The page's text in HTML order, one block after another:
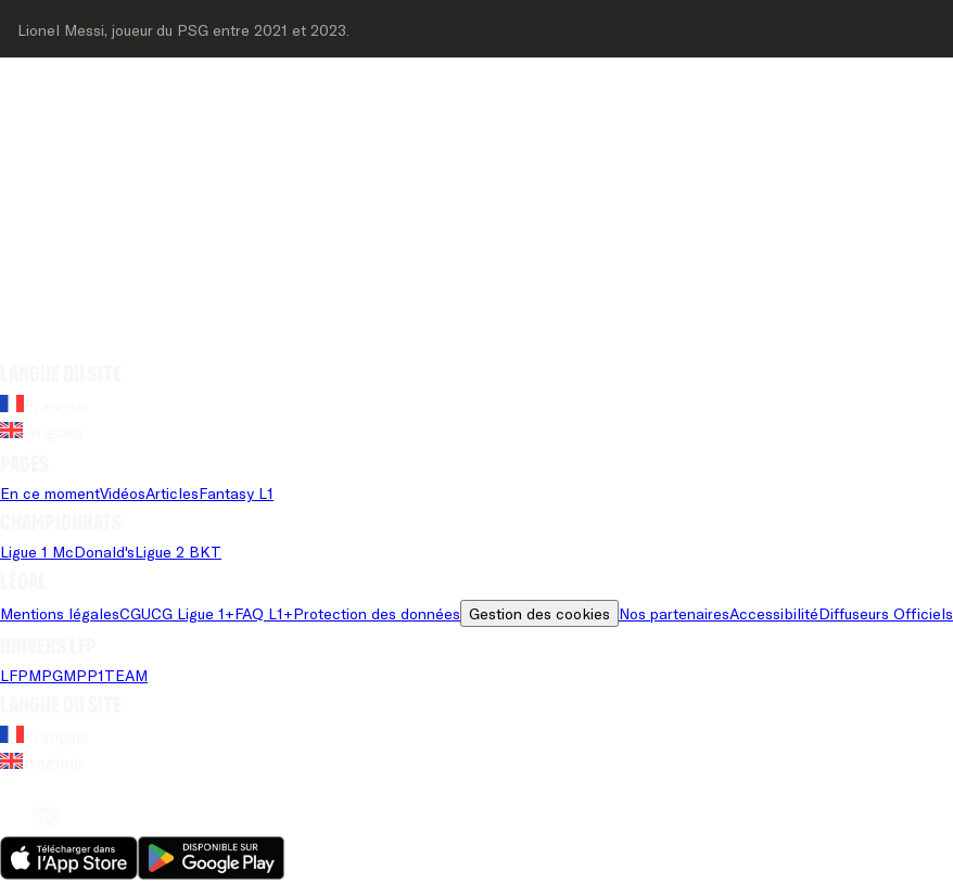
Lionel Messi, joueur du PSG entre 2021 et 2023.
En ce momentVidéosArticlesFantasy L1
Ligue 1 McDonald'sLigue 2 BKT
Mentions légalesCGUCG Ligue 1+FAQ L1+Protection des données Gestion des cookies Nos partenairesAccessibilitéDiffuseurs Officiels
LFPMPGMPP1TEAM